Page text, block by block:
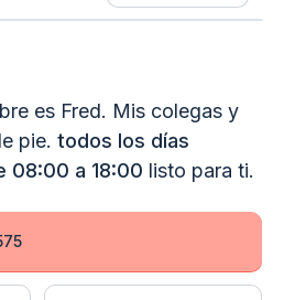
es Fred. Mis colegas y
pie. todos los días
08:00 a 18:00 listo para ti.